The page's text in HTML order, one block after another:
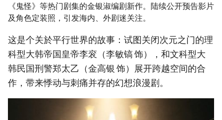
《鬼怪》等热门剧集的金银淑编剧新作。陆续公开预告影片
及角色定装照，引发海内、外剧迷关注。
这是个关於平行世界的故事：试图关闭次元之门的理
科型大韩帝国皇帝李衮（李敏镐 饰），和文科型大
韩民国刑警郑太乙（金高银 饰）展开跨越空间的合
作，带来悸动与刺痛并存的幻想浪漫剧。